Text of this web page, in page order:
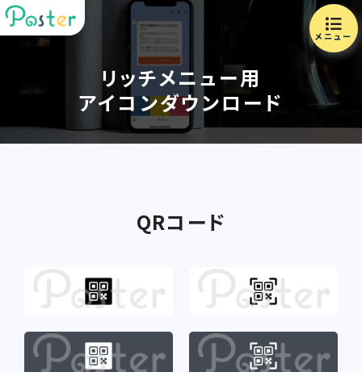
メニュー
リッチメニュー用
アイコンダウンロード
QRコード